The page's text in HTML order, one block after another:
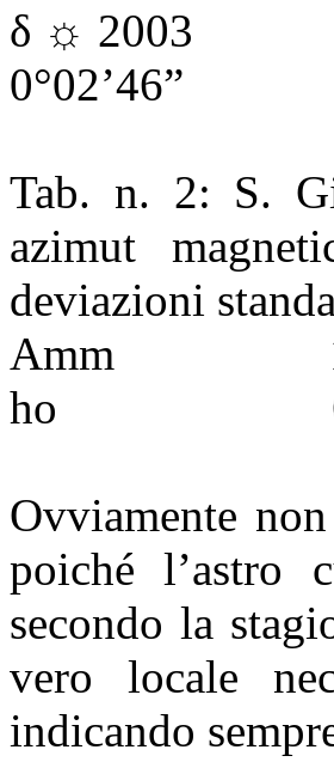
δ ☼ 2003
0°02’46”
Tab. n. 2: S.
azimut
deviazioni
Amm
ho
Ovviamente
poiché l’astro
secondo la
vero locale
indicando